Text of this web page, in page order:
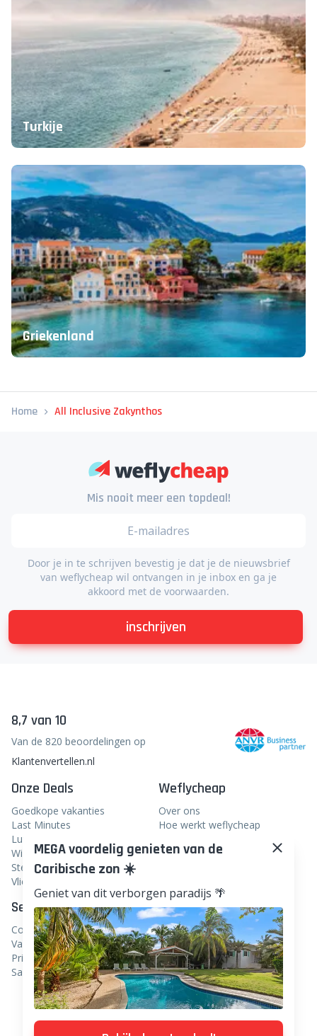
Turkije
Griekenland
Home All Inclusive Zakynthos
Mis nooit meer een topdeal!
Door je in te schrijven bevestig je dat je de nieuwsbrief
van weflycheap wil ontvangen in je inbox en ga je
akkoord met de voorwaarden.
inschrijven
8,7 van 10
Van de 820 beoordelingen op
Klantenvertellen.nl
Onze Deals
Goedkope vakanties
Last Minutes
Luxe Reizen
Wintersport
Stedentrips
Vliegtickets
Weflycheap
Over ons
Hoe werkt weflycheap
In het nieuws
Service
Contact
Vacatures
Privacy
Samenwerken
Volg ons
Facebook
Instagram
Linkedin
TikTok
Pinterest
MEGA voordelig genieten van de
Caribische zon ☀️
Geniet van dit verborgen paradijs 🌴